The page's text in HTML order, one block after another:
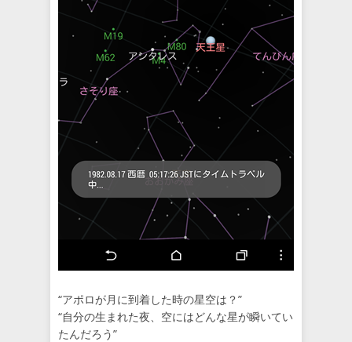
“アポロが月に到着した時の星空は？”
“自分の生まれた夜、空にはどんな星が瞬いてい
たんだろう”